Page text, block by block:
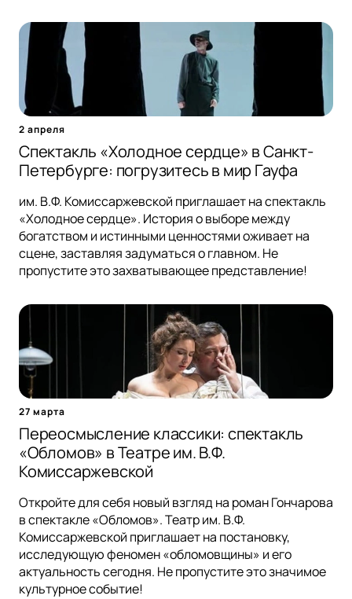
2 апреля
Спектакль «Холодное сердце» в Санкт-
Петербурге: погрузитесь в мир Гауфа
им. В.Ф. Комиссаржевской приглашает на спектакль
«Холодное сердце». История о выборе между
богатством и истинными ценностями оживает на
сцене, заставляя задуматься о главном. Не
пропустите это захватывающее представление!
27 марта
Переосмысление классики: спектакль
«Обломов» в Театре им. В.Ф.
Комиссаржевской
Откройте для себя новый взгляд на роман Гончарова
в спектакле «Обломов». Театр им. В.Ф.
Комиссаржевской приглашает на постановку,
исследующую феномен «обломовщины» и его
актуальность сегодня. Не пропустите это значимое
культурное событие!